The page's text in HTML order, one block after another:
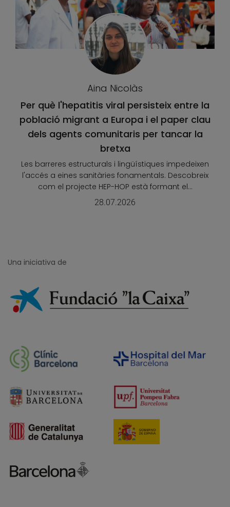
Aina Nicolàs
Per què l'hepatitis viral persisteix entre la
població migrant a Europa i el paper clau
dels agents comunitaris per tancar la
bretxa
Les barreres estructurals i lingüístiques impedeixen
l'accés a eines sanitàries fonamentals. Descobreix
com el projecte HEP-HOP està formant el...
28.07.2026
Una iniciativa de